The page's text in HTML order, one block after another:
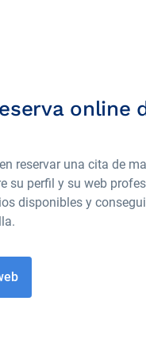
online
reservar una cita de
su perfil y su web
disponibles y